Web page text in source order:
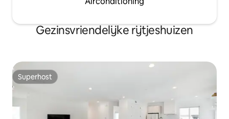
Gezinsvriendelijke rijtjeshuizen
Superhost
Superhost